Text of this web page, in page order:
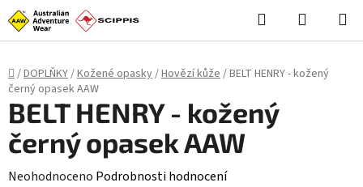
Stačí **styl (CSS)**, skript není potřeba: ```html
Přejít
na
Hledat
KOŠÍK
Domů
/DOPLŇKY/Kožené opasky/Hovězí kůže/BELT HENRY - kožený
černý opasek AAW
BELT HENRY - kožený
černý opasek AAW
Průměrné
Neohodnoceno Podrobnosti hodnocení